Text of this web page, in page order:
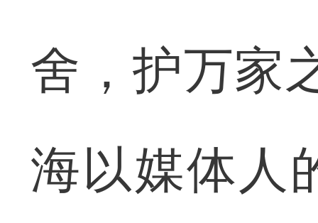
舍，护万家
海以媒体人